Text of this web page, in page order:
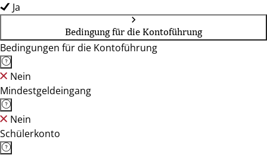
Ja
Bedingung für die Kontoführung
Bedingungen für die Kontoführung
Nein
Mindestgeldeingang
Nein
Schülerkonto